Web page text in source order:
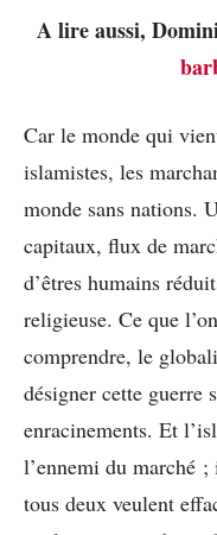
A lire aussi,
Car le monde qui
islamistes, les
monde sans nations.
capitaux, flux de
d’êtres humains
religieuse. Ce que
comprendre, le
désigner cette guerre
enracinements. Et
l’ennemi du marché
tous deux veulent